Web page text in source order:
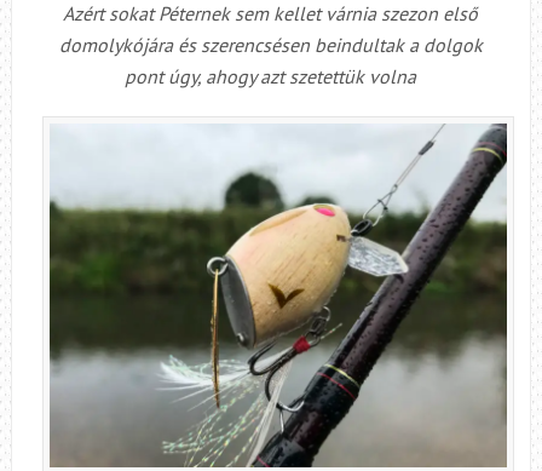
Azért sokat Péternek sem kellet várnia szezon első
domolykójára és szerencsésen beindultak a dolgok
pont úgy, ahogy azt szetettük volna